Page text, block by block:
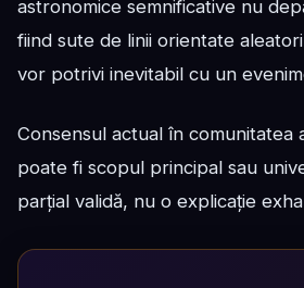
astronomice semnificative nu
fiind sute de linii orientate
vor potrivi inevitabil cu un
Consensul actual în comunitatea
poate fi scopul principal sau
parțial validă, nu o explicație